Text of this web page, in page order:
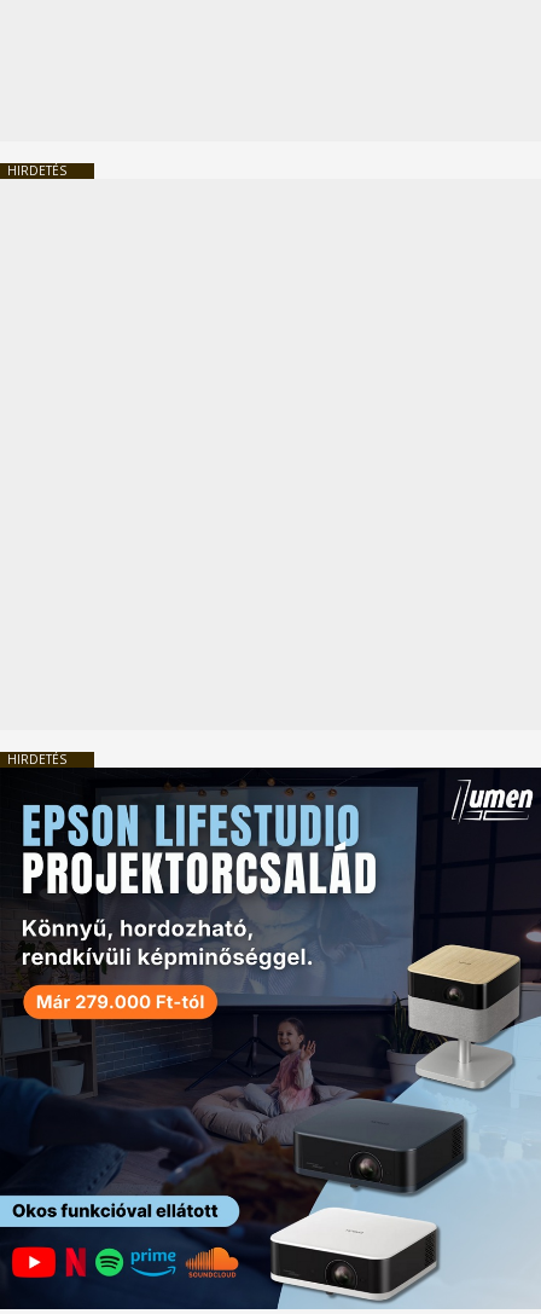
HIRDETÉS
HIRDETÉS